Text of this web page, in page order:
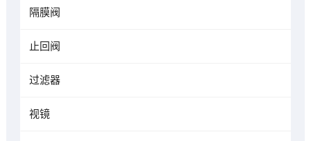
隔膜阀
止回阀
过滤器
视镜